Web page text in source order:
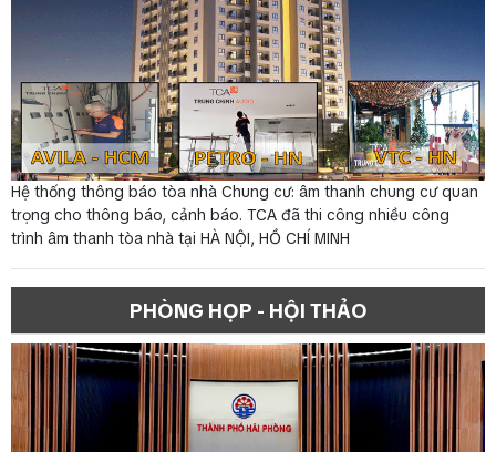
Hệ thống thông báo tòa nhà Chung cư: âm thanh chung cư quan
trọng cho thông báo, cảnh báo. TCA đã thi công nhiều công
trình âm thanh tòa nhà tại HÀ NỘI, HỒ CHÍ MINH
PHÒNG HỌP - HỘI THẢO